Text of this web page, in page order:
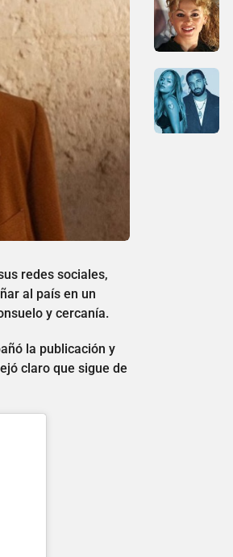
redes sociales,
al país en un
y cercanía.
la publicación y
claro que sigue de